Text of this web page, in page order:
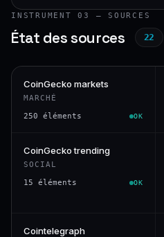
INSTRUMENT 03 — SOURCES
État des sources 22
CoinGecko markets
MARCHÉ
250 éléments OK
CoinGecko trending
SOCIAL
15 éléments OK
Cointelegraph